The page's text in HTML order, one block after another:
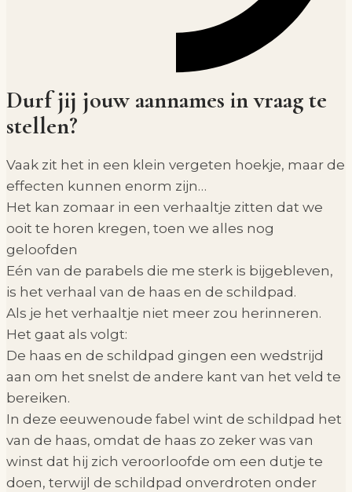
Durf jij jouw aannames in vraag te
stellen?
Vaak zit het in een klein vergeten hoekje, maar de
effecten kunnen enorm zijn…
Het kan zomaar in een verhaaltje zitten dat we
ooit te horen kregen, toen we alles nog
geloofden
Eén van de parabels die me sterk is bijgebleven,
is het verhaal van de haas en de schildpad.
Als je het verhaaltje niet meer zou herinneren.
Het gaat als volgt:
De haas en de schildpad gingen een wedstrijd
aan om het snelst de andere kant van het veld te
bereiken.
In deze eeuwenoude fabel wint de schildpad het
van de haas, omdat de haas zo zeker was van
winst dat hij zich veroorloofde om een dutje te
doen, terwijl de schildpad onverdroten onder